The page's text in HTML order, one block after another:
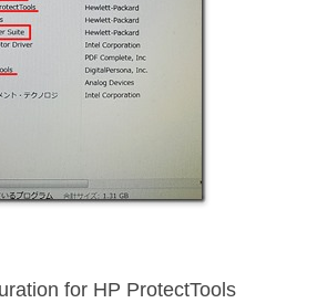
for HP ProtectTools